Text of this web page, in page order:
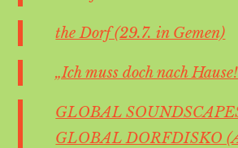
the Dorf (29.7. in Gemen)
„Ich muss doch nach
GLOBAL
GLOBAL DORFDISKO